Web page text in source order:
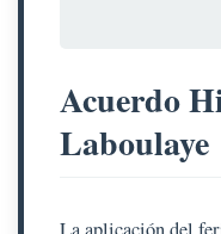
Acuerdo
Laboulaye